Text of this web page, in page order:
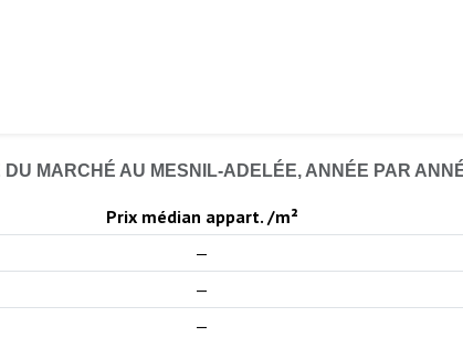
DU MARCHÉ AU MESNIL-ADELÉE, ANNÉE PAR
Prix médian appart. /m²
—
—
—